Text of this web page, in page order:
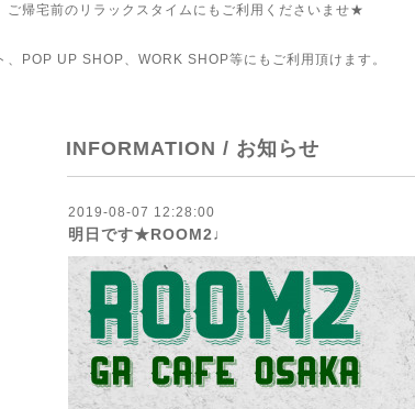
ご帰宅前のリラックスタイムにもご利用くださいませ★
、POP UP SHOP、WORK SHOP等にもご利用頂けます。
INFORMATION / お知らせ
2019-08-07 12:28:00
明日です★ROOM2♩